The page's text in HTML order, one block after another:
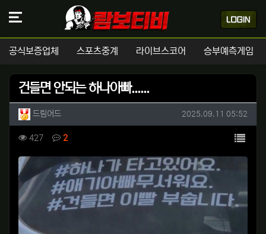
공식보증업체 스포츠중계 라이브스코어 승부예측게임
건들면 안되는 하나아빠......
작성자 정보
드림어드 작성일
2025.09.11 05:52
컨텐츠 정보
427조회 2댓글 목록
본문